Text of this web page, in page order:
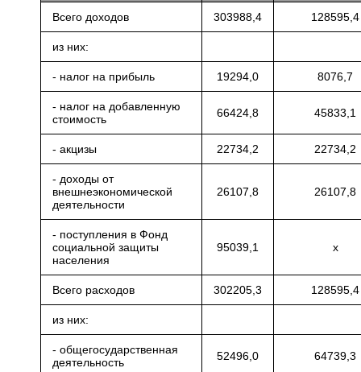
Всего доходов 303988,4 128595,4
из них:
- налог на прибыль 19294,0 8076,7
- налог на добавленную
стоимость
66424,8 45833,1
- акцизы 22734,2 22734,2
- доходы от
внешнеэкономической
деятельности
26107,8 26107,8
- поступления в Фонд
социальной защиты
населения
95039,1 x
Всего расходов 302205,3 128595,4
из них:
- общегосударственная
деятельность
52496,0 64739,3